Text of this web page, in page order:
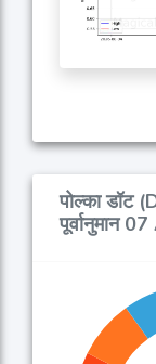
पोल्का डॉट
पूर्वानुमान